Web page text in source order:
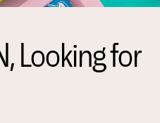
Looking for